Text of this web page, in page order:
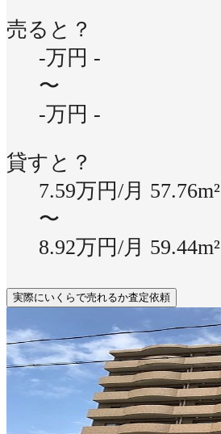
売ると？
-万円 -
〜
-万円 -
貸すと？
7.59万円/月 57.76m²
〜
8.92万円/月 59.44m²
実際にいくらで売れるか査定依頼